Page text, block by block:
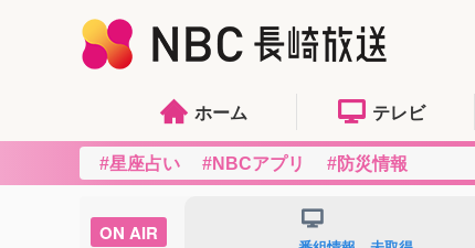
ホーム テレビ
#星座占い #NBCアプリ #防災情報